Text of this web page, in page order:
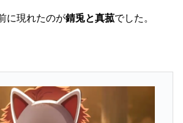
に現れたのが錆兎と真菰でした。